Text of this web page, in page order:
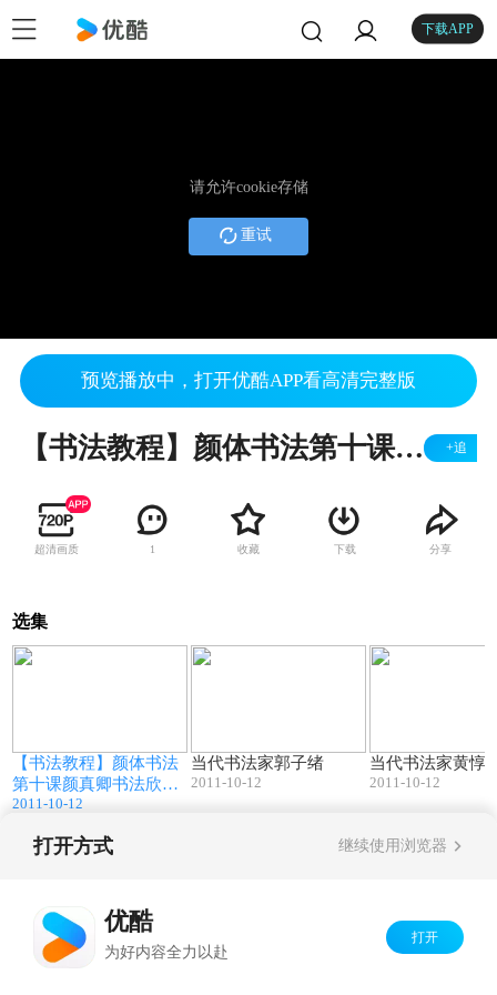
下载APP
请允许cookie存储
重试
预览播放中，打开优酷APP看高清完整版
【书法教程】颜体书法第十课颜真卿书法欣赏 10 +追
超清画质 1 收藏 下载 分享
选集
【书法教程】颜体书法
第十课颜真卿书法欣赏
10
2011-10-12
当代书法家郭子绪
2011-10-12
当代书法家黄惇
2011-10-12
打开方式 继续使用浏览器
优酷
为好内容全力以赴
打开